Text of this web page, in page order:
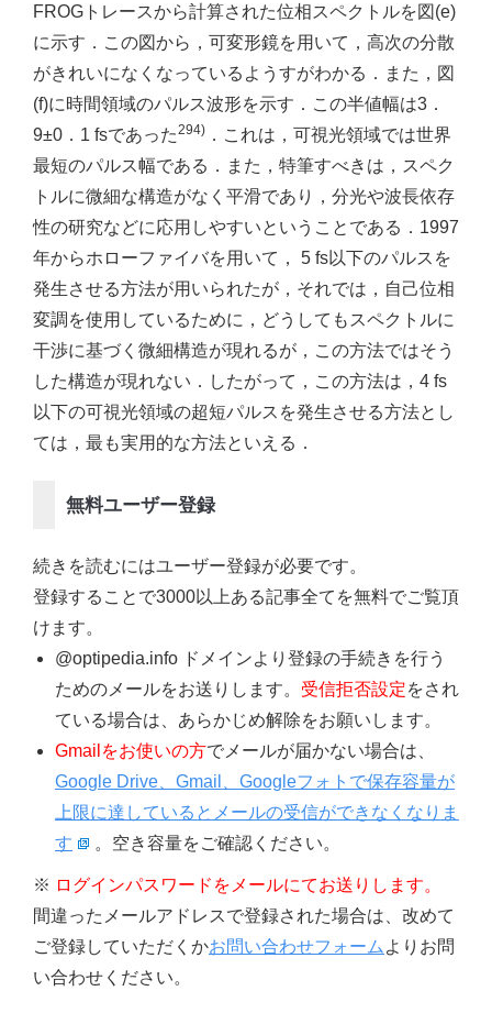
FROGトレースから計算された位相スペクトルを図(e)
に示す．この図から，可変形鏡を用いて，高次の分散
がきれいになくなっているようすがわかる．また，図
(f)に時間領域のパルス波形を示す．この半値幅は3．
9±0．1 fsであった294) ．これは，可視光領域では世界
最短のパルス幅である．また，特筆すべきは，スペク
トルに微細な構造がなく平滑であり，分光や波長依存
性の研究などに応用しやすいということである．1997
年からホローファイバを用いて， 5 fs以下のパルスを
発生させる方法が用いられたが，それでは，自己位相
変調を使用しているために，どうしてもスペクトルに
干渉に基づく微細構造が現れるが，この方法ではそう
した構造が現れない．したがって，この方法は，4 fs
以下の可視光領域の超短パルスを発生させる方法とし
ては，最も実用的な方法といえる．
無料ユーザー登録
続きを読むにはユーザー登録が必要です。
登録することで3000以上ある記事全てを無料でご覧頂
けます。
@optipedia.info ドメインより登録の手続きを行う
ためのメールをお送りします。 受信拒否設定をされ
ている場合は、あらかじめ解除をお願いします。
Gmailをお使いの方でメールが届かない場合は、
Google Drive、Gmail、Googleフォトで保存容量が
上限に達しているとメールの受信ができなくなりま
す
。空き容量をご確認ください。
※ ログインパスワードをメールにてお送りします。
間違ったメールアドレスで登録された場合は、改めて
ご登録していただくかお問い合わせフォーム よりお問
い合わせください。